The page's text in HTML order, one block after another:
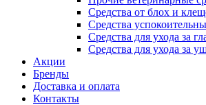
Средства от блох и
Средства
Средства для ухода за
Средства для ухода за
Акции
Бренды
Доставка и оплата
Контакты